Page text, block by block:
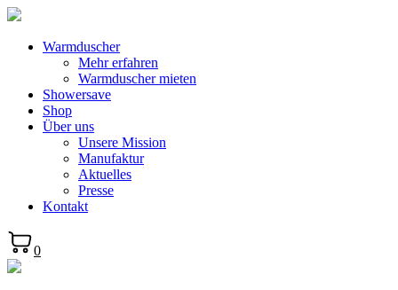
Warmduscher
Mehr erfahren
Warmduscher mieten
Showersave
Shop
Über uns
Unsere Mission
Manufaktur
Aktuelles
Presse
Kontakt
0